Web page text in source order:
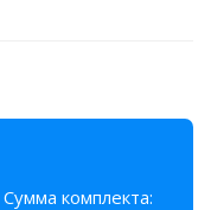
Сумма комплекта: